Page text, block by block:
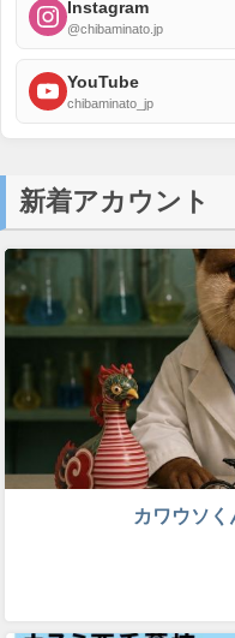
Instagram
@chibaminato.jp
YouTube
chibaminato_jp
新着アカウント
カワウソ